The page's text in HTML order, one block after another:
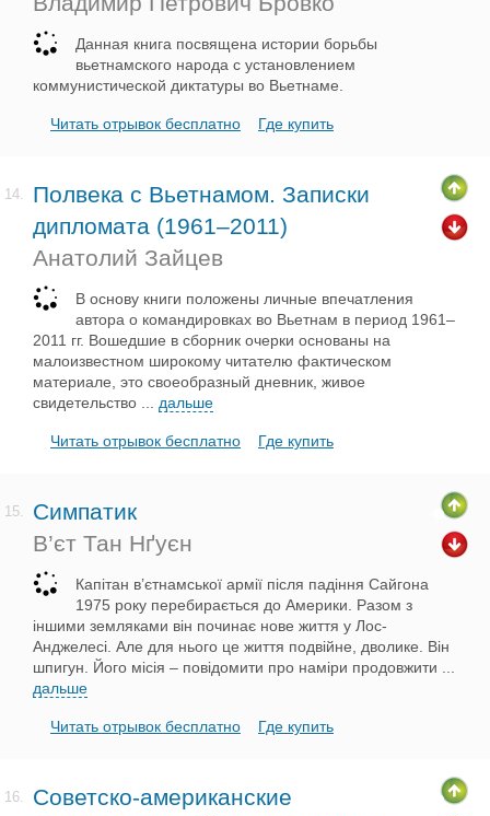
Данная книга посвящена истории борьбы
вьетнамского народа с установлением
коммунистической диктатуры во Вьетнаме.
Читать отрывок бесплатно Где купить
14.
Полвека с Вьетнамом. Записки
дипломата (1961–2011)
Анатолий Зайцев
В основу книги положены личные впечатления
автора о командировках во Вьетнам в период 1961–
2011 гг. Вошедшие в сборник очерки основаны на
малоизвестном широкому читателю фактическом
материале, это своеобразный дневник, живое
свидетельство
дальше
Читать отрывок бесплатно Где купить
15.
Симпатик
В’єт Тан Нґуєн
Капітан в’єтнамської армії після падіння Сайгона
1975 року перебирається до Америки. Разом з
іншими земляками він починає нове життя у Лос-
Анджелесі. Але для нього це життя подвійне, дволике. Він
шпигун. Його місія – повідомити про наміри продовжити
дальше
Читать отрывок бесплатно Где купить
16.
Советско-американские